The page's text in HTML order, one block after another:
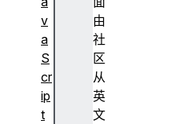
由
社
区
从
英
文
v
a
S
cr
ip
t